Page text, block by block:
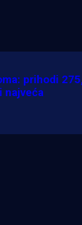
prihodi
najveća